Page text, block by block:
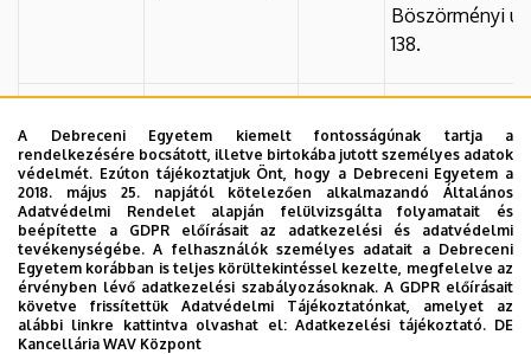
Böszörményi út
138.
Idegen
nyelvű
tantermi
előadás
Géopolitique et
géoéconomie
de
l’aménagement
du territoire
11:00
DE GTK,
Böszörményi úti
Campus "A"
épület
4032 Debrecen,
Böszörményi út
138.
A Debreceni Egyetem kiemelt fontosságúnak tartja a
rendelkezésére bocsátott, illetve birtokába jutott személyes adatok
védelmét. Ezúton tájékoztatjuk Önt, hogy a Debreceni Egyetem a
2018. május 25. napjától kötelezően alkalmazandó Általános
Adatvédelmi Rendelet alapján felülvizsgálta folyamatait és
beépítette a GDPR előírásait az adatkezelési és adatvédelmi
tevékenységébe. A felhasználók személyes adatait a Debreceni
Egyetem korábban is teljes körültekintéssel kezelte, megfelelve az
érvényben lévő adatkezelési szabályozásoknak. A GDPR előírásait
követve frissítettük Adatvédelmi Tájékoztatónkat, amelyet az
alábbi linkre kattintva olvashat el:Adatkezelési tájékoztató. DE
Kancellária WAV Központ